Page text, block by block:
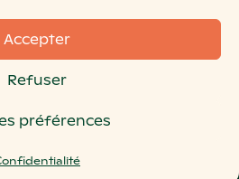
Accepter
Refuser
préférences